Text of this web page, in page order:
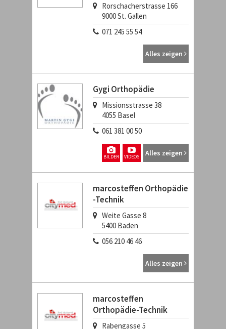
Rorschacherstrasse 166
9000St. Gallen
071 245 55 54
Alles zeigen
Gygi Orthopädie
Missionsstrasse 38
4055 Basel
061 381 00 50
Alles zeigen
VIDEOS
BILDER
marcosteffen Orthopädie
-Technik
Weite Gasse 8
5400 Baden
056 210 46 46
Alles zeigen
marcosteffen
Orthopädie-Technik
Rabengasse 5